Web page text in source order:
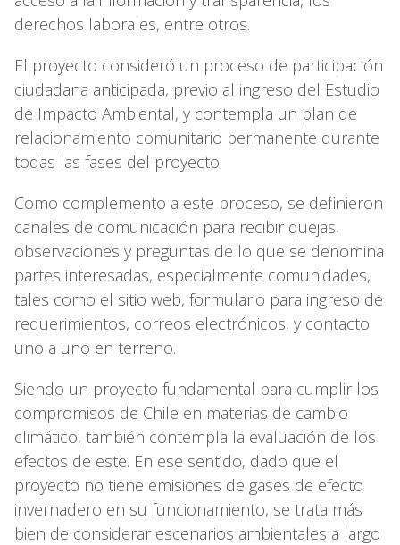
derechos laborales, entre otros.
El proyecto consideró un proceso de participación
ciudadana anticipada, previo al ingreso del Estudio
de Impacto Ambiental, y contempla un plan de
relacionamiento comunitario permanente durante
todas las fases del proyecto.
Como complemento a este proceso, se definieron
canales de comunicación para recibir quejas,
observaciones y preguntas de lo que se denomina
partes interesadas, especialmente comunidades,
tales como el sitio web, formulario para ingreso de
requerimientos, correos electrónicos, y contacto
uno a uno en terreno.
Siendo un proyecto fundamental para cumplir los
compromisos de Chile en materias de cambio
climático, también contempla la evaluación de los
efectos de este. En ese sentido, dado que el
proyecto no tiene emisiones de gases de efecto
invernadero en su funcionamiento, se trata más
bien de considerar escenarios ambientales a largo